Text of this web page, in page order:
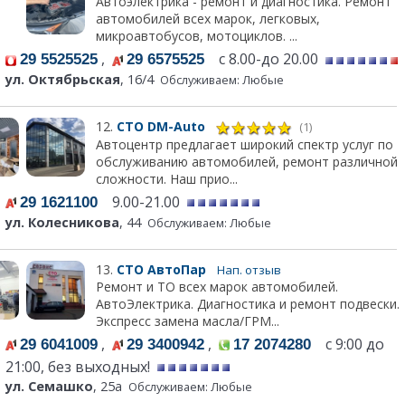
автомобилей всех марок, легковых,
микроавтобусов, мотоциклов. ...
29 5525525 , 29 6575525 с 8.00-до 20.00
ул. Октябрьская, 16/4 Обслуживаем: Любые
12. СТО DM-Auto (1)
Автоцентр предлагает широкий спектр услуг по
обслуживанию автомобилей, ремонт различной
сложности. Наш прио...
29 1621100 9.00-21.00
ул. Колесникова, 44 Обслуживаем: Любые
13. СТО АвтоПар Нап. отзыв
Ремонт и ТО всех марок автомобилей.
АвтоЭлектрика. Диагностика и ремонт подвески.
Экспресс замена масла/ГРМ...
29 6041009 , 29 3400942 , 17 2074280 с 9:00 до
21:00, без выходных!
ул. Семашко, 25а Обслуживаем: Любые